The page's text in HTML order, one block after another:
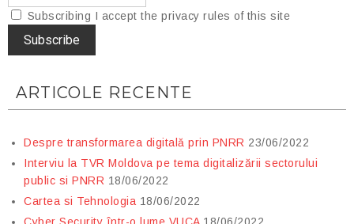
Subscribing I accept the privacy rules of this site
ARTICOLE RECENTE
Despre transformarea digitală prin PNRR 23/06/2022
Interviu la TVR Moldova pe tema digitalizării sectorului
public si PNRR 18/06/2022
Cartea si Tehnologia 18/06/2022